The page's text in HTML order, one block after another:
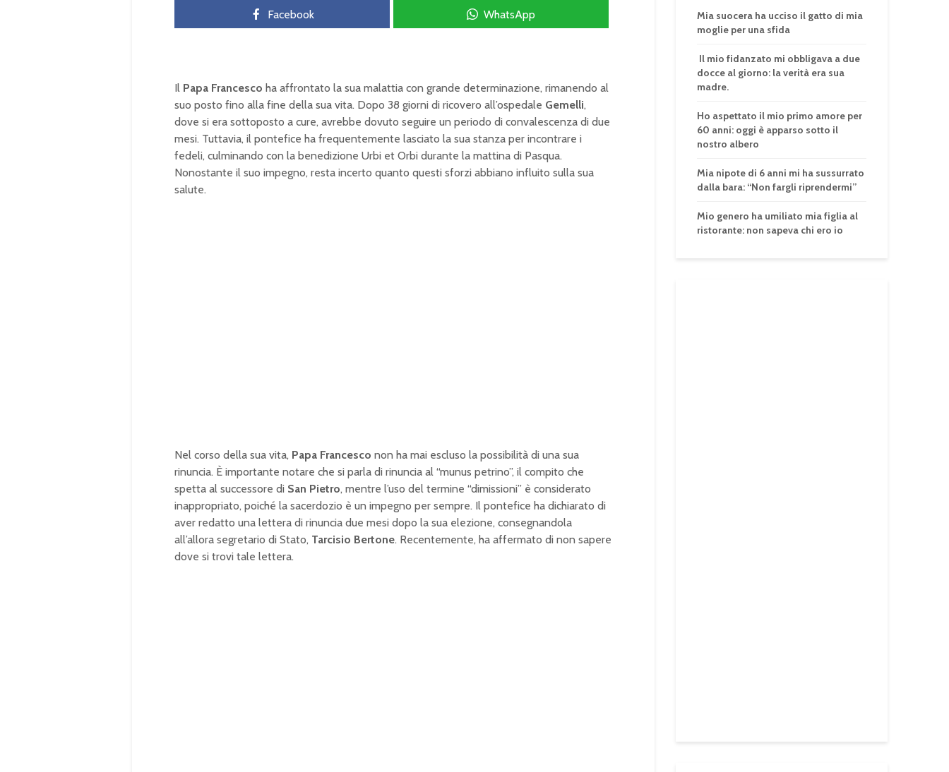
Facebook WhatsApp
Il Papa Francesco ha affrontato la sua malattia con grande determinazione, rimanendo al
suo posto fino alla fine della sua vita. Dopo 38 giorni di ricovero all’ospedale Gemelli,
dove si era sottoposto a cure, avrebbe dovuto seguire un periodo di convalescenza di due
mesi. Tuttavia, il pontefice ha frequentemente lasciato la sua stanza per incontrare i
fedeli, culminando con la benedizione Urbi et Orbi durante la mattina di Pasqua.
Nonostante il suo impegno, resta incerto quanto questi sforzi abbiano influito sulla sua
salute.
Nel corso della sua vita, Papa Francesco non ha mai escluso la possibilità di una sua
rinuncia. È importante notare che si parla di rinuncia al “munus petrino”, il compito che
spetta al successore di San Pietro, mentre l’uso del termine “dimissioni” è considerato
inappropriato, poiché la sacerdozio è un impegno per sempre. Il pontefice ha dichiarato di
aver redatto una lettera di rinuncia due mesi dopo la sua elezione, consegnandola
all’allora segretario di Stato, Tarcisio Bertone. Recentemente, ha affermato di non sapere
dove si trovi tale lettera.
Mia suocera ha ucciso il gatto di mia
moglie per una sfida
Il mio fidanzato mi obbligava a due
docce al giorno: la verità era sua
madre.
Ho aspettato il mio primo amore per
60 anni: oggi è apparso sotto il
nostro albero
Mia nipote di 6 anni mi ha sussurrato
dalla bara: “Non fargli riprendermi”
Mio genero ha umiliato mia figlia al
ristorante: non sapeva chi ero io